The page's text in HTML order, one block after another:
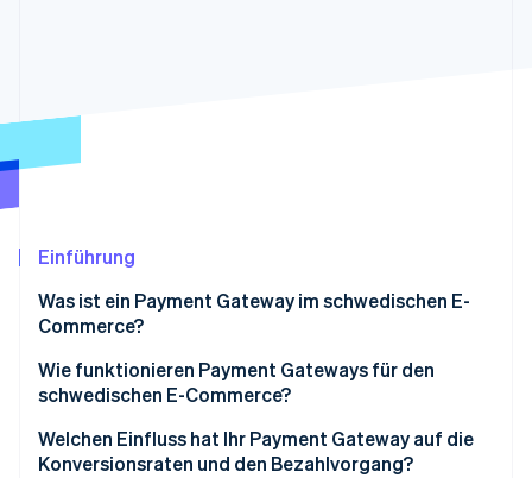
CO₂-Entnahme
Identity
Stripe-Sessions 2026
Jetzt ansehen
Einführung
Was ist ein Payment Gateway im schwedischen E-
Commerce?
Wie funktionieren Payment Gateways für den
schwedischen E-Commerce?
Welchen Einfluss hat Ihr Payment Gateway auf die
Konversionsraten und den Bezahlvorgang?